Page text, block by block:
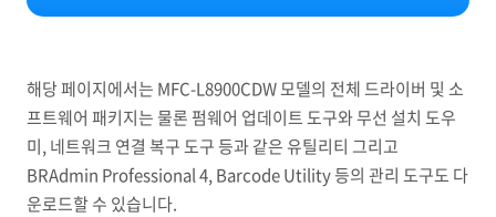
해당 페이지에서는 MFC-L8900CDW 모델의 전체 드라이버 및 소
프트웨어 패키지는 물론 펌웨어 업데이트 도구와 무선 설치 도우
미, 네트워크 연결 복구 도구 등과 같은 유틸리티 그리고
BRAdmin Professional 4, Barcode Utility 등의 관리 도구도 다
운로드할 수 있습니다.